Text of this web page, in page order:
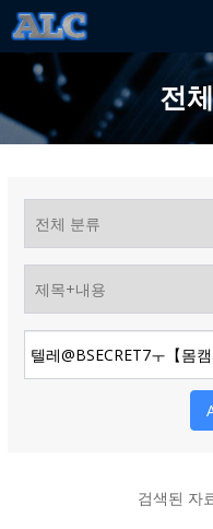
전
검색된 자